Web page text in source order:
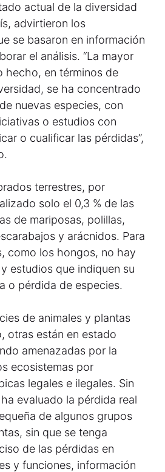
actual de la diversidad
advirtieron los
se basaron en información
el análisis. “La mayor
hecho, en términos de
se ha concentrado
nuevas especies, con
o estudios con
o cualificar las pérdidas”,
terrestres, por
solo el 0,3 % de las
de mariposas, polillas,
y arácnidos. Para
como los hongos, no hay
estudios que indiquen su
o pérdida de especies.
de animales y plantas
otras están en estado
amenazadas por la
ecosistemas por
legales e ilegales. Sin
evaluado la pérdida real
de algunos grupos
sin que se tenga
de las pérdidas en
y funciones, información